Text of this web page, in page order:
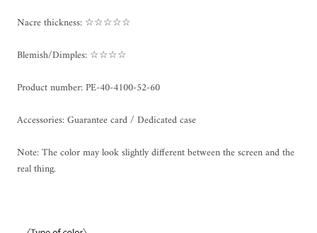
Nacre thickness: ☆☆☆☆☆
Blemish/Dimples: ☆☆☆☆
Product number: PE-40-4100-52-60
Accessories: Guarantee card / Dedicated case
Note: The color may look slightly different between the screen and the
real thing.